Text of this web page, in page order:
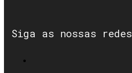
Siga as nossas redes